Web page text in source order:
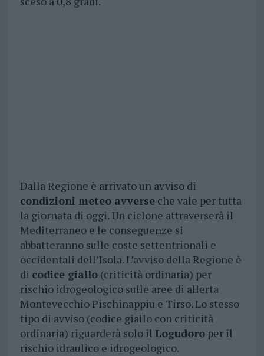
Dalla Regione è arrivato un avviso di
condizioni meteo avverseche vale per tutta
la giornata di oggi. Un ciclone attraverserà il
Mediterraneo e le conseguenze si
abbatteranno sulle coste settentrionali e
occidentali dell’Isola. L’avviso della Regione è
di codice giallo(criticità ordinaria) per
rischio idrogeologico sulle aree di allerta
Montevecchio Pischinappiu e Tirso. Lo stesso
tipo di avviso (codice giallo con criticità
ordinaria) riguarderà solo il Logudoroper il
rischio idraulico e idrogeologico.